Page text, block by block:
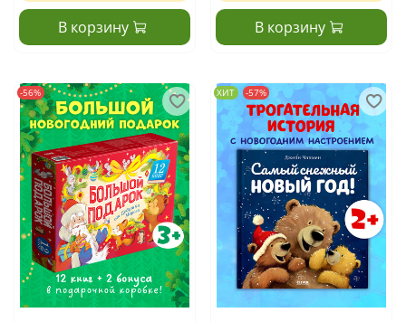
В корзину
В корзину
-56% ХИТ -57%